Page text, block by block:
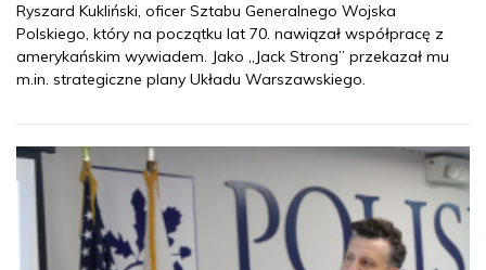
Ryszard Kukliński, oficer Sztabu Generalnego Wojska
Polskiego, który na początku lat 70. nawiązał współpracę z
amerykańskim wywiadem. Jako „Jack Strong” przekazał mu
m.in. strategiczne plany Układu Warszawskiego.